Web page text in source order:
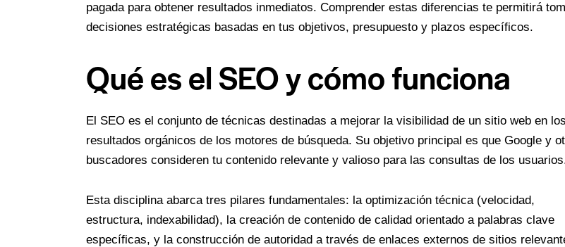
pagada para obtener resultados inmediatos. Comprender estas diferencias te permitirá
decisiones estratégicas basadas en tus objetivos, presupuesto y plazos específicos.
Qué es el SEO y cómo funciona
El SEO es el conjunto de técnicas destinadas a mejorar la visibilidad de un sitio web en los
resultados orgánicos de los motores de búsqueda. Su objetivo principal es que Google y
buscadores consideren tu contenido relevante y valioso para las consultas de los
Esta disciplina abarca tres pilares fundamentales: la optimización técnica (velocidad,
estructura, indexabilidad), la creación de contenido de calidad orientado a palabras clave
específicas, y la construcción de autoridad a través de enlaces externos de sitios